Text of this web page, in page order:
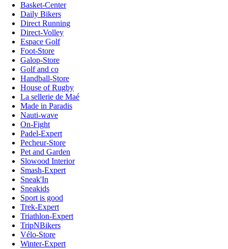
Basket-Center
Daily Bikers
Direct Running
Direct-Volley
Espace Golf
Foot-Store
Galop-Store
Golf and co
Handball-Store
House of Rugby
La sellerie de Maé
Made in Paradis
Nauti-wave
On-Fight
Padel-Expert
Pecheur-Store
Pet and Garden
Slowood Interior
Smash-Expert
Sneak'In
Sneakids
Sport is good
Trek-Expert
Triathlon-Expert
TripNBikers
Vélo-Store
Winter-Expert